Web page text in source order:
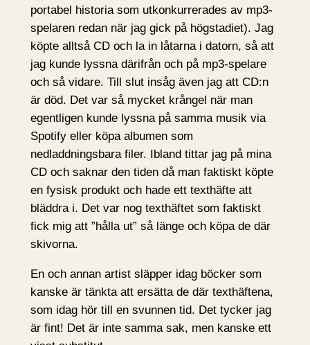
portabel historia som utkonkurrerades av mp3-
spelaren redan när jag gick på högstadiet). Jag
köpte alltså CD och la in låtarna i datorn, så att
jag kunde lyssna därifrån och på mp3-spelare
och så vidare. Till slut insåg även jag att CD:n
är död. Det var så mycket krångel när man
egentligen kunde lyssna på samma musik via
Spotify eller köpa albumen som
nedladdningsbara filer. Ibland tittar jag på mina
CD och saknar den tiden då man faktiskt köpte
en fysisk produkt och hade ett texthäfte att
bläddra i. Det var nog texthäftet som faktiskt
fick mig att ”hålla ut” så länge och köpa de där
skivorna.
En och annan artist släpper idag böcker som
kanske är tänkta att ersätta de där texthäftena,
som idag hör till en svunnen tid. Det tycker jag
är fint! Det är inte samma sak, men kanske ett